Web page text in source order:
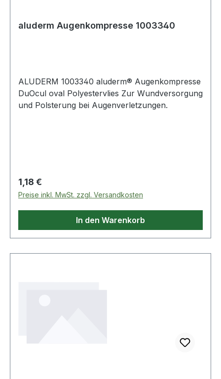
aluderm Augenkompresse 1003340
ALUDERM 1003340 aluderm® Augenkompresse
DuOcul oval Polyestervlies Zur Wundversorgung
und Polsterung bei Augenverletzungen.
Regulärer Preis:
1,18 €
Preise inkl. MwSt. zzgl. Versandkosten
In den Warenkorb